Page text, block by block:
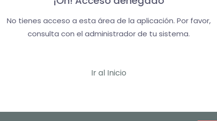
No tienes acceso a esta área de la aplicación. Por favor,
consulta con el administrador de tu sistema.
Ir al Inicio